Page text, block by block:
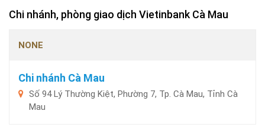
Chi nhánh, phòng giao dịch Vietinbank Cà Mau
NONE
Chi nhánh Cà Mau
Số 94 Lý Thường Kiệt, Phường 7, Tp. Cà Mau, Tỉnh Cà
Mau